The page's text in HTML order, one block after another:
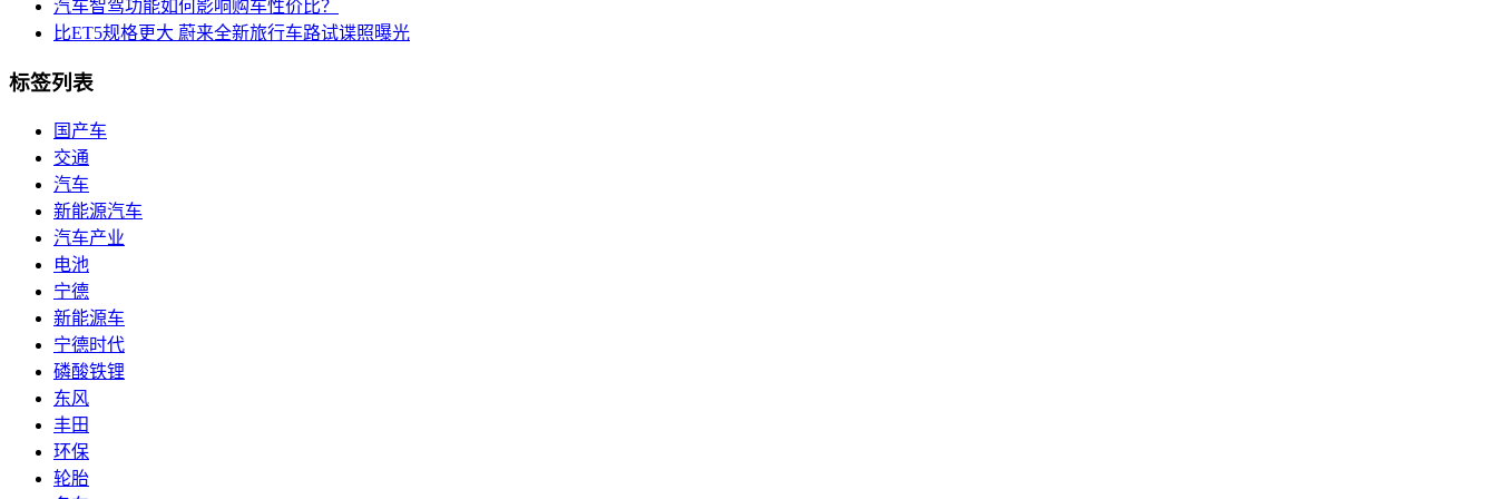
汽车智驾功能如何影响购车性价比？
比ET5规格更大 蔚来全新旅行车路试谍照曝光
标签列表
国产车
交通
汽车
新能源汽车
汽车产业
电池
宁德
新能源车
宁德时代
磷酸铁锂
东风
丰田
环保
轮胎